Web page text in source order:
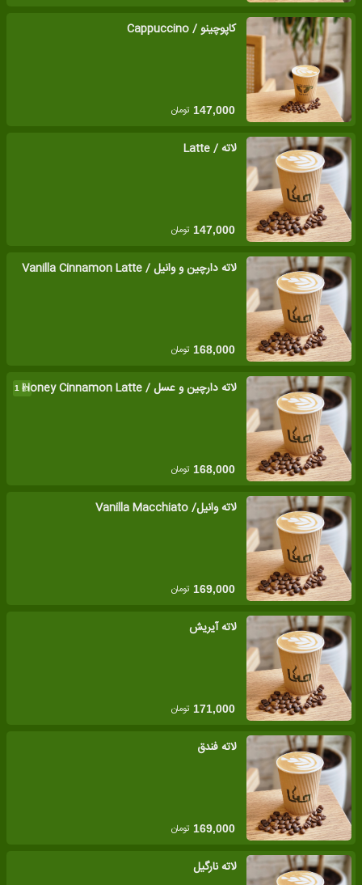
کاپوچینو / Cappuccino
147,000 تومان
لاته / Latte
147,000 تومان
لاته دارچین و وانیل / Vanilla Cinnamon Latte
168,000 تومان
👍
1 لاته دارچین و عسل / Honey Cinnamon Latte
168,000 تومان
لاته وانیل/ Vanilla Macchiato
169,000 تومان
لاته آیریش
171,000 تومان
لاته فندق
169,000 تومان
لاته نارگیل